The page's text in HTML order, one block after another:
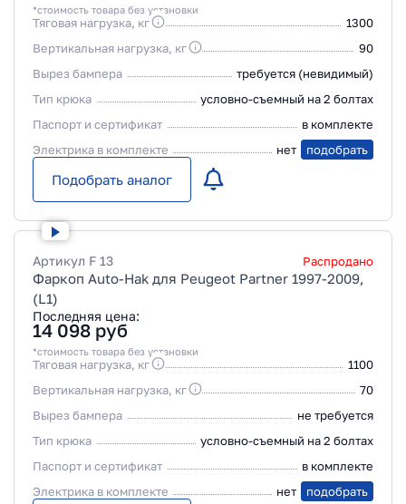
*стоимость товара без установки
Тяговая нагрузка, кг
1300
Вертикальная нагрузка, кг
90
Вырез бампера
требуется (невидимый)
Тип крюка
условно-съемный на 2 болтах
Паспорт и сертификат
в комплекте
Электрика в комплекте
нет подобрать
Подобрать аналог
Артикул F 13 Распродано
Фаркоп Auto-Hak для Peugeot Partner 1997-2009,
(L1)
Последняя цена:
14 098 руб
*стоимость товара без установки
Тяговая нагрузка, кг
1100
Вертикальная нагрузка, кг
70
Вырез бампера
не требуется
Тип крюка
условно-съемный на 2 болтах
Паспорт и сертификат
в комплекте
Электрика в комплекте
нет подобрать